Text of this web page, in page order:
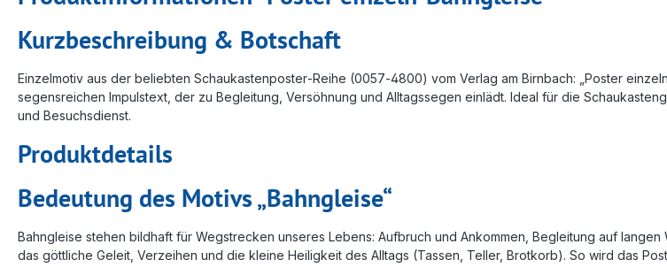
Kurzbeschreibung & Botschaft
Einzelmotiv aus der beliebten Schaukastenposter‑Reihe (0057‑4800) vom Verlag am Birnbach: „Poster
segensreichen Impulstext, der zu Begleitung, Versöhnung und Alltagssegen einlädt. Ideal für die
und Besuchsdienst.
Produktdetails
Bedeutung des Motivs „Bahngleise“
Bahngleise stehen bildhaft für Wegstrecken unseres Lebens: Aufbruch und Ankommen, Begleitung auf
das göttliche Geleit, Verzeihen und die kleine Heiligkeit des Alltags (Tassen, Teller, Brotkorb). So wird das